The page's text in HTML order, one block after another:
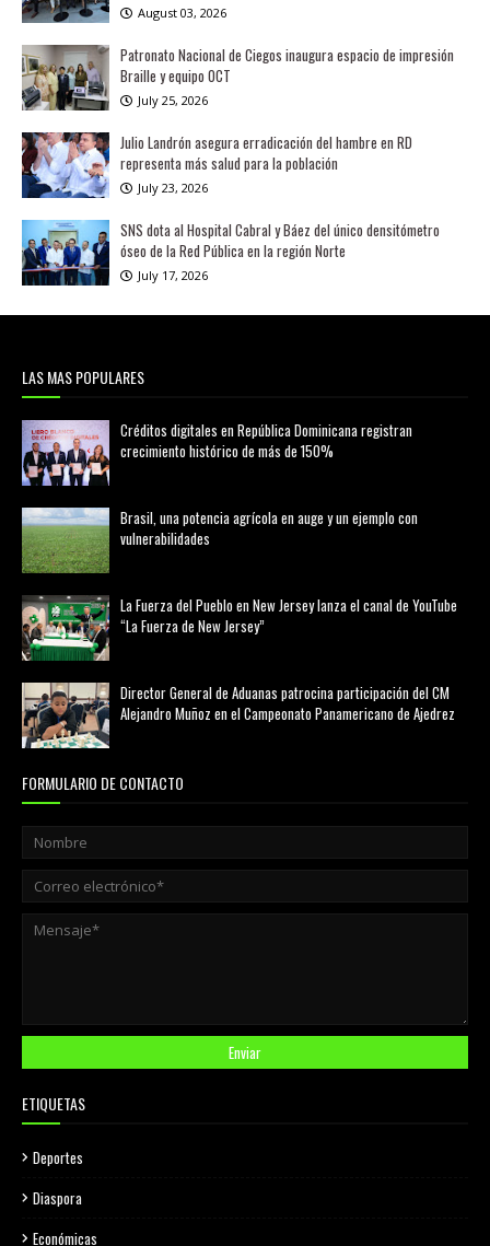
August 03, 2026
Patronato Nacional de Ciegos inaugura espacio de impresión
Braille y equipo OCT
July 25, 2026
Julio Landrón asegura erradicación del hambre en RD
representa más salud para la población
July 23, 2026
SNS dota al Hospital Cabral y Báez del único densitómetro
óseo de la Red Pública en la región Norte
July 17, 2026
LAS MAS POPULARES
Créditos digitales en República Dominicana registran
crecimiento histórico de más de 150%
Brasil, una potencia agrícola en auge y un ejemplo con
vulnerabilidades
La Fuerza del Pueblo en New Jersey lanza el canal de YouTube
“La Fuerza de New Jersey”
Director General de Aduanas patrocina participación del CM
Alejandro Muñoz en el Campeonato Panamericano de Ajedrez
FORMULARIO DE CONTACTO
ETIQUETAS
Deportes
Diaspora
Económicas